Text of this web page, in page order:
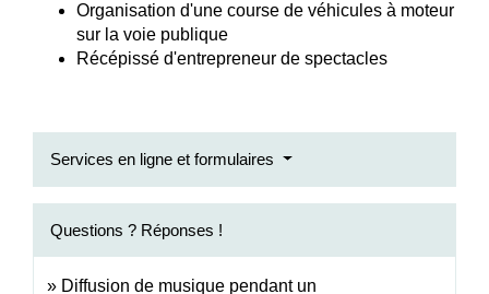
Organisation d'une course de véhicules à moteur
sur la voie publique
Récépissé d'entrepreneur de spectacles
Services en ligne et formulaires
Questions ? Réponses !
Diffusion de musique pendant un